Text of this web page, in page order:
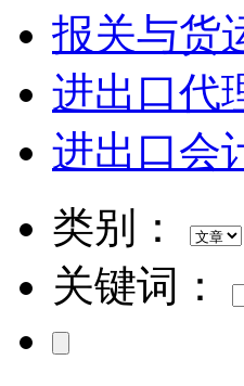
报关与货
进出口代
进出口会
类别：
关键词：